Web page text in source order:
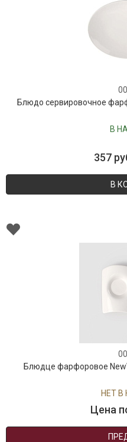
Блюдо сервировочное
В
357
В
Блюдце фарфоровое
НЕТ В
Цена